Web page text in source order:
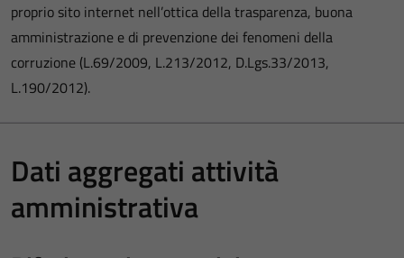
proprio sito internet nell’ottica della trasparenza, buona
amministrazione e di prevenzione dei fenomeni della
corruzione (L.69/2009, L.213/2012, D.Lgs.33/2013,
L.190/2012).
Dati aggregati attività
amministrativa